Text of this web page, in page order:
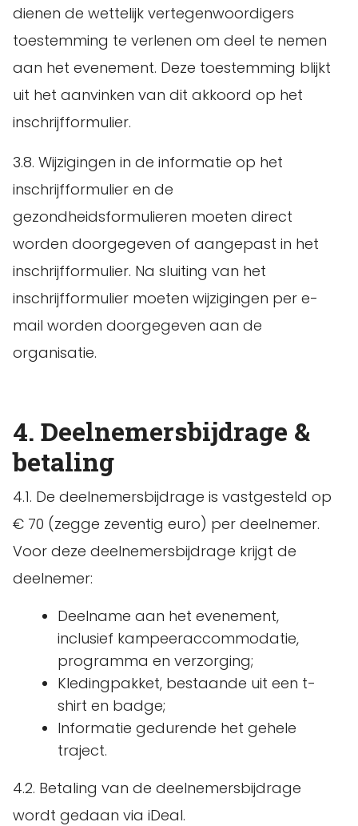
dienen de wettelijk vertegenwoordigers
toestemming te verlenen om deel te nemen
aan het evenement. Deze toestemming blijkt
uit het aanvinken van dit akkoord op het
inschrijfformulier.
3.8. Wijzigingen in de informatie op het
inschrijfformulier en de
gezondheidsformulieren moeten direct
worden doorgegeven of aangepast in het
inschrijfformulier. Na sluiting van het
inschrijfformulier moeten wijzigingen per e-
mail worden doorgegeven aan de
organisatie.
4. Deelnemersbijdrage &
betaling
4.1. De deelnemersbijdrage is vastgesteld op
€ 70 (zegge zeventig euro) per deelnemer.
Voor deze deelnemersbijdrage krijgt de
deelnemer:
Deelname aan het evenement,
inclusief kampeeraccommodatie,
programma en verzorging;
Kledingpakket, bestaande uit een t-
shirt en badge;
Informatie gedurende het gehele
traject.
4.2. Betaling van de deelnemersbijdrage
wordt gedaan via iDeal.